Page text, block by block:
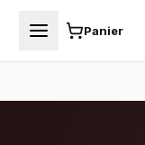
Panier